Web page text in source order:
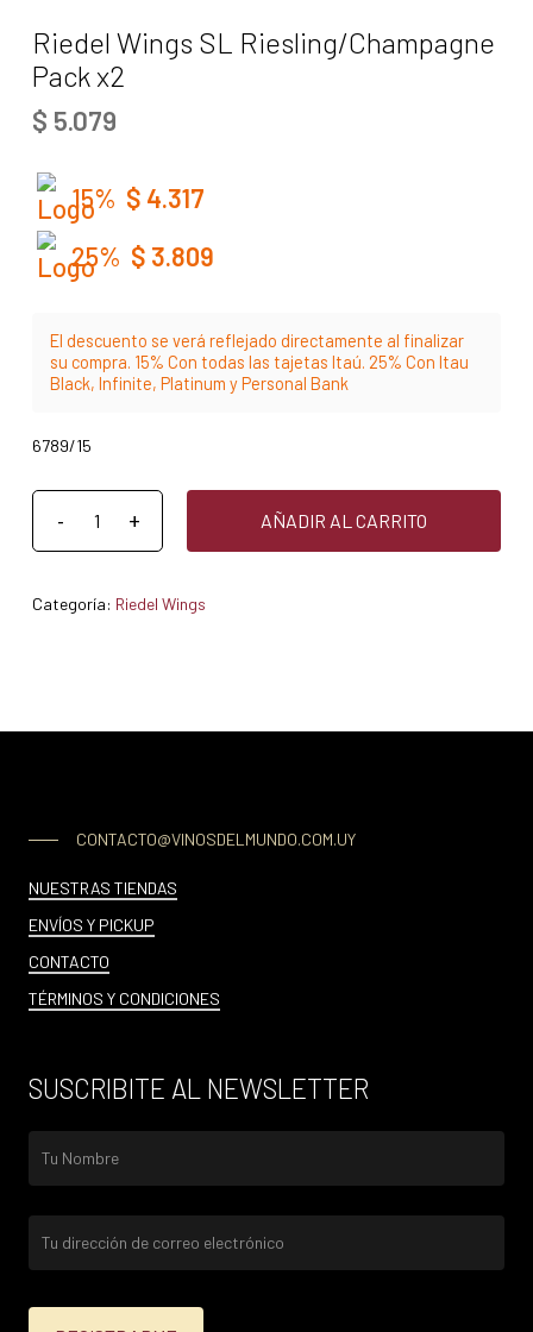
Riedel Wings SL Riesling/Champagne
Pack x2
$ 5.079
15% $ 4.317
25% $ 3.809
El descuento se verá reflejado directamente al finalizar
su compra. 15% Con todas las tajetas Itaú. 25% Con Itau
Black, Infinite, Platinum y Personal Bank
6789/15
AÑADIR AL CARRITO
Categoría: Riedel Wings
CONTACTO@VINOSDELMUNDO.COM.UY
NUESTRAS TIENDAS
ENVÍOS Y PICKUP
CONTACTO
TÉRMINOS Y CONDICIONES
SUSCRIBITE AL NEWSLETTER